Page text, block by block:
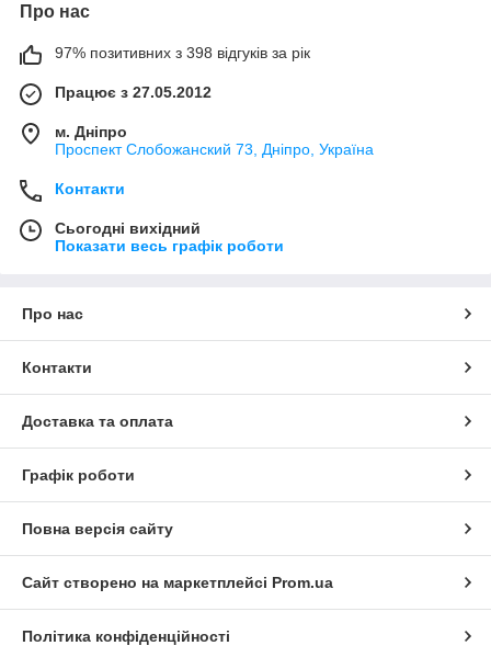
Про нас
97% позитивних з 398 відгуків за рік
Працює з 27.05.2012
м. Дніпро
Проспект Слобожанский 73, Дніпро, Україна
Контакти
Сьогодні вихідний
Показати весь графік роботи
Про нас
Контакти
Доставка та оплата
Графік роботи
Повна версія сайту
Сайт створено на маркетплейсі Prom.ua
Політика конфіденційності